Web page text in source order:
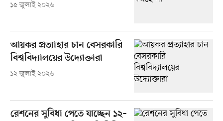
১৫ জুলাই ২০২৬
আয়কর প্রত্যাহার চান বেসরকারি
বিশ্ববিদ্যালয়ের উদ্যোক্তারা
১২ জুলাই ২০২৬
রেশনের সুবিধা পেতে যাচ্ছেন ১২–